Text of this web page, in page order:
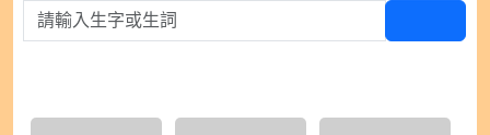
請輸入生字或生詞